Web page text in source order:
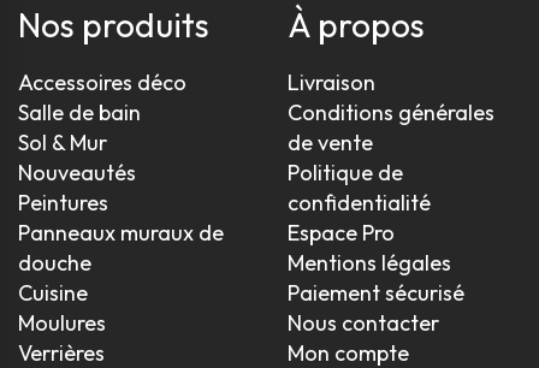
Nos produits
Accessoires déco
Salle de bain
Sol & Mur
Nouveautés
Peintures
Panneaux muraux de
douche
Cuisine
Moulures
Verrières
À propos
Livraison
Conditions générales
de vente
Politique de
confidentialité
Espace Pro
Mentions légales
Paiement sécurisé
Nous contacter
Mon compte